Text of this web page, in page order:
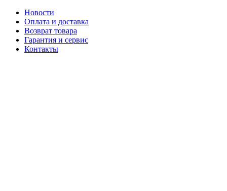
Новости
Оплата и доставка
Возврат товара
Гарантия и сервис
Контакты